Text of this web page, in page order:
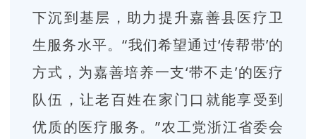
下沉到基层，助力提升嘉善县医疗卫
生服务水平。“我们希望通过‘传帮带’的
方式，为嘉善培养一支‘带不走’的医疗
队伍，让老百姓在家门口就能享受到
优质的医疗服务。”农工党浙江省委会